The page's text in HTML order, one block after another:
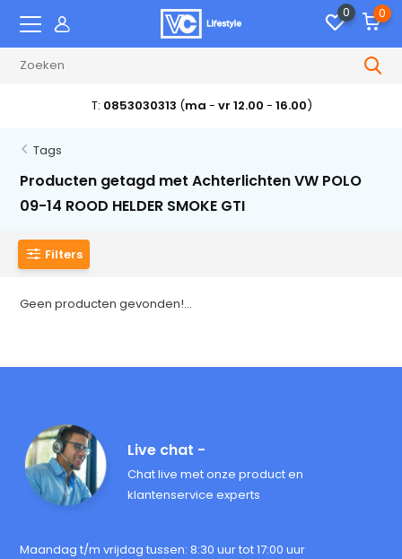
0 0
T: 0853030313 (ma - vr 12.00 - 16.00)
Tags
Producten getagd met Achterlichten VW POLO
09-14 ROOD HELDER SMOKE GTI
Filters
Geen producten gevonden!...
Live chat -
Chat live met onze product en
klantenservice experts
Maandag t/m vrijdag tussen: 8:30 uur tot 17:00 uur